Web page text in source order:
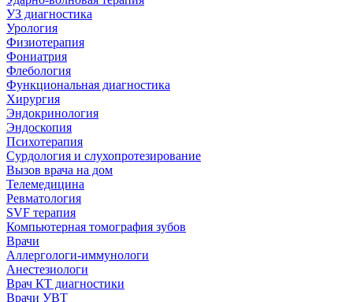
УЗ диагностика
Урология
Физиотерапия
Фониатрия
Флебология
Функциональная диагностика
Хирургия
Эндокринология
Эндоскопия
Психотерапия
Сурдология и слухопротезирование
Вызов врача на дом
Телемедицина
Ревматология
SVF терапия
Компьютерная томография зубов
Врачи
Аллергологи-иммунологи
Анестезиологи
Врач КТ диагностики
Врачи УВТ